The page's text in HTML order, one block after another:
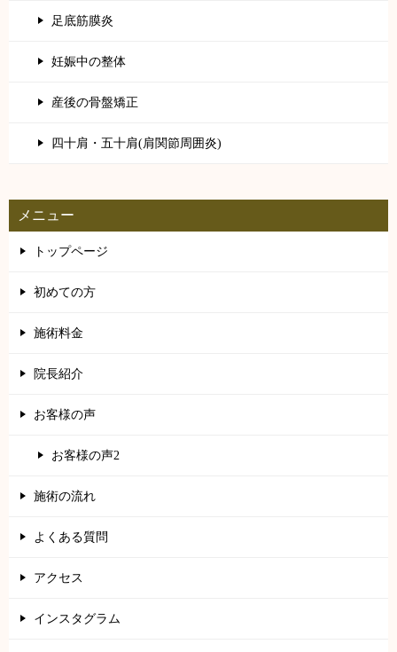
足底筋膜炎
妊娠中の整体
産後の骨盤矯正
四十肩・五十肩(肩関節周囲炎)
メニュー
トップページ
初めての方
施術料金
院長紹介
お客様の声
お客様の声2
施術の流れ
よくある質問
アクセス
インスタグラム